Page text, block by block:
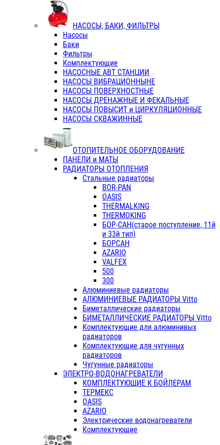
НАСОСЫ, БАКИ, ФИЛЬТРЫ
Насосы
Баки
Фильтры
Комплектующие
НАСОСНЫЕ АВТ СТАНЦИИ
НАСОСЫ ВИБРАЦИОННЫНЕ
НАСОСЫ ПОВЕРХНОСТНЫЕ
НАСОСЫ ДРЕНАЖНЫЕ И ФЕКАЛЬНЫЕ
НАСОСЫ ПОВЫСИТ и ЦИРКУЛЯЦИОННЫЕ
НАСОСЫ СКВАЖИННЫЕ
ОТОПИТЕЛЬНОЕ ОБОРУДОВАНИЕ
ПАНЕЛИ и МАТЫ
РАДИАТОРЫ ОТОПЛЕНИЯ
Стальные радиаторы
BOR-PAN
OASIS
THERMALKING
THERMOKING
БОР-САН(старое поступление, 11й
и 33й тип)
БОРСАН
AZARIO
VALFEX
500
300
Алюминиевые радиаторы
АЛЮМИНИЕВЫЕ РАДИАТОРЫ Vitto
Биметаллические радиаторы
БИМЕТАЛЛИЧЕСКИЕ РАДИАТОРЫ Vitto
Комплектующие для алюминивых
радиаторов
Комплектующие для чугунных
радиаторов
Чугунные радиаторы
ЭЛЕКТРО-ВОДОНАГРЕВАТЕЛИ
КОМПЛЕКТУЮЩИЕ К БОЙЛЕРАМ
ТЕРМЕКС
OASIS
AZARIO
Электрические водонагреватели
Комплектующие